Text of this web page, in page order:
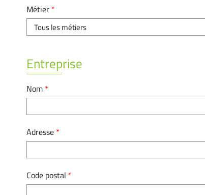
Métier *
Entreprise
Nom *
Adresse *
Code postal *